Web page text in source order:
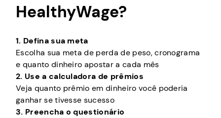
pessoas que não atingiram sua meta de perda de
peso, não daquelas que acham que é falso.
HealthyWage?
1. Defina sua meta
Escolha sua meta de perda de peso, cronograma
e quanto dinheiro apostar a cada mês
2. Use a calculadora de prêmios
Veja quanto prêmio em dinheiro você poderia
ganhar se tivesse sucesso
3. Preencha o questionário